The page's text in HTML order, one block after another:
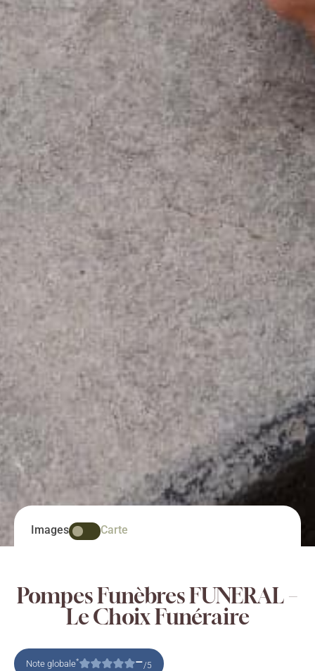
Images Carte
Pompes Funèbres FUNERAL –
Le Choix Funéraire
Note globale* –/5